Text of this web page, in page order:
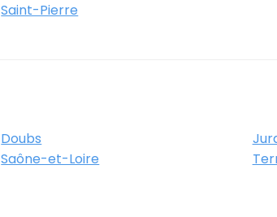
Saint-Pierre
Doubs
Saône-et-Loire